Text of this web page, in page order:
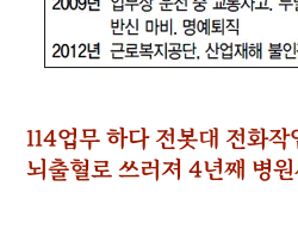
114업무 하다 전봇대 전화작
뇌출혈로 쓰러져 4년째 병